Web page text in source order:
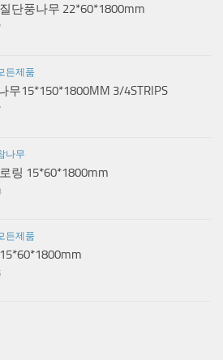
단풍나무 22*60*1800mm
든제품
무15*150*1800MM 3/4STRIPS
나무
링 15*60*1800mm
든제품